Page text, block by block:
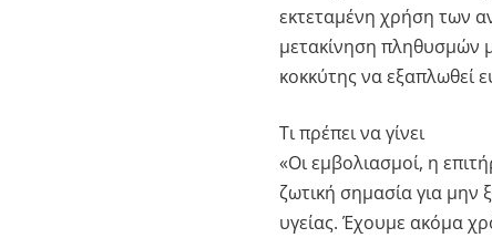
εκτεταμένη χρήση των
μετακίνηση πληθυσμών
κοκκύτης να εξαπλωθεί
Τι πρέπει να γίνει
«Οι εμβολιασμοί, η
ζωτική σημασία για μην
υγείας. Έχουμε ακόμα